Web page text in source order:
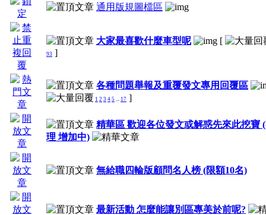
通用版規圖檔區
大家最喜歡什麼車型呢 [
93 ]
各種問題舉報及重覆發文專用回覆區
1 2 3 4 5 ... 17 ]
精華區 歡迎各位發文或解惑先來此挖寶
理 增加中)
無給職四輪版顧問名人榜 (限額10名)
最新活動 怎麼能讓別區專美於前呢?